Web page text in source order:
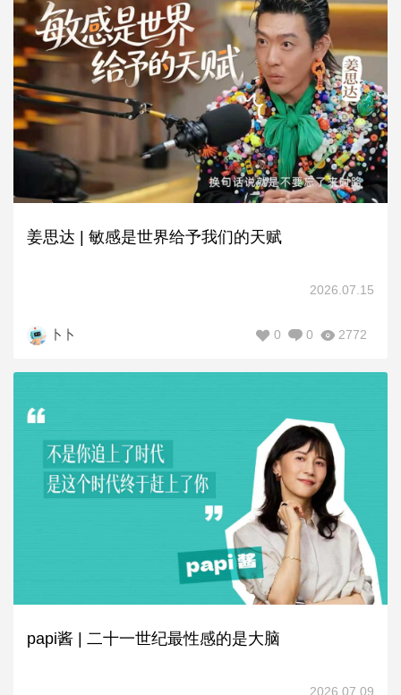
姜思达 | 敏感是世界给予我们的天赋
2026.07.15
卜卜 2772
0
0
papi酱 | 二十一世纪最性感的是大脑
2026.07.09